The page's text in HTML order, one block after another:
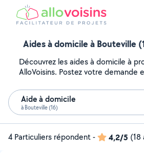
Aides à domicile à Bouteville
Découvrez les aides à domicile à
AlloVoisins. Postez votre demande
Aide à domicile
à Bouteville (16)
4 Particuliers répondent- 4,2/5 (18